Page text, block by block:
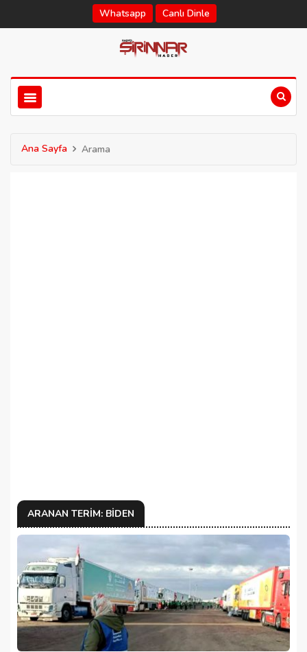
Whatsapp Canlı Dinle
Ana Sayfa Arama
ARANAN TERIM: BIDEN